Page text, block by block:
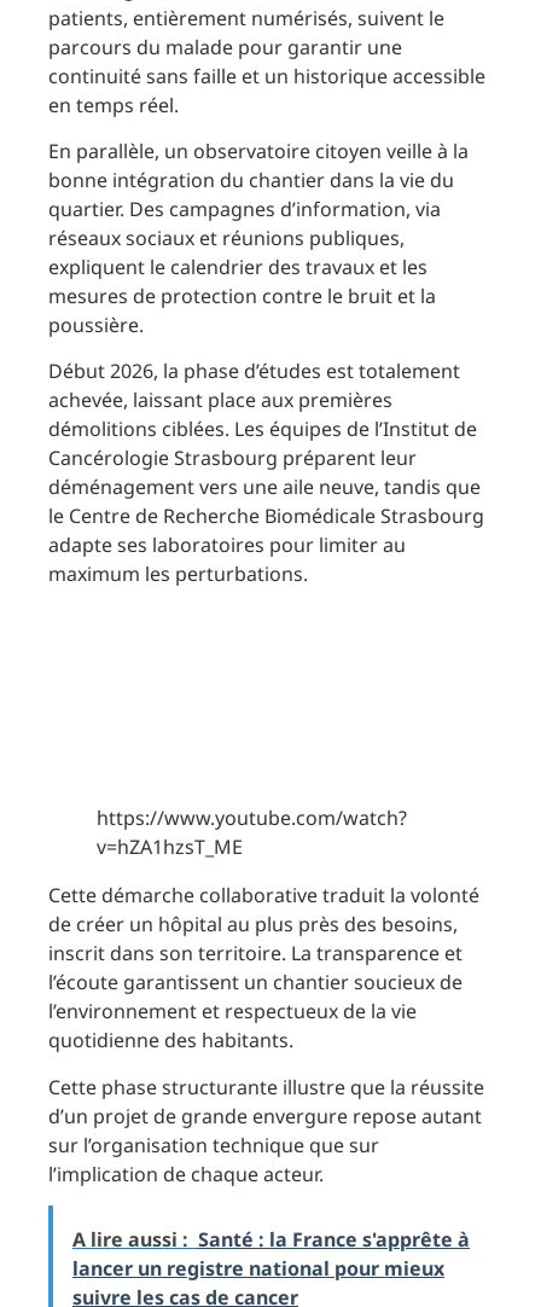
patients, entièrement numérisés, suivent le
parcours du malade pour garantir une
continuité sans faille et un historique accessible
en temps réel.
En parallèle, un observatoire citoyen veille à la
bonne intégration du chantier dans la vie du
quartier. Des campagnes d’information, via
réseaux sociaux et réunions publiques,
expliquent le calendrier des travaux et les
mesures de protection contre le bruit et la
poussière.
Début 2026, la phase d’études est totalement
achevée, laissant place aux premières
démolitions ciblées. Les équipes de l’Institut de
Cancérologie Strasbourg préparent leur
déménagement vers une aile neuve, tandis que
le Centre de Recherche Biomédicale Strasbourg
adapte ses laboratoires pour limiter au
maximum les perturbations.
https://www.youtube.com/watch?
v=hZA1hzsT_ME
Cette démarche collaborative traduit la volonté
de créer un hôpital au plus près des besoins,
inscrit dans son territoire. La transparence et
l’écoute garantissent un chantier soucieux de
l’environnement et respectueux de la vie
quotidienne des habitants.
Cette phase structurante illustre que la réussite
d’un projet de grande envergure repose autant
sur l’organisation technique que sur
l’implication de chaque acteur.
A lire aussi : Santé : la France s'apprête à
lancer un registre national pour mieux
suivre les cas de cancer